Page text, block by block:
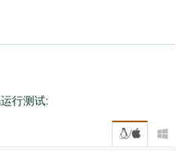
行测试:
/ 